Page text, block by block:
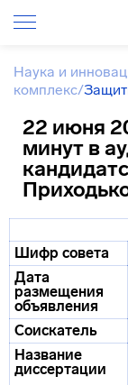
Наука и
комплекс/
22 июня
минут в
Шифр совета
Дата
размещения
объявления
Соискатель
Название
диссертации